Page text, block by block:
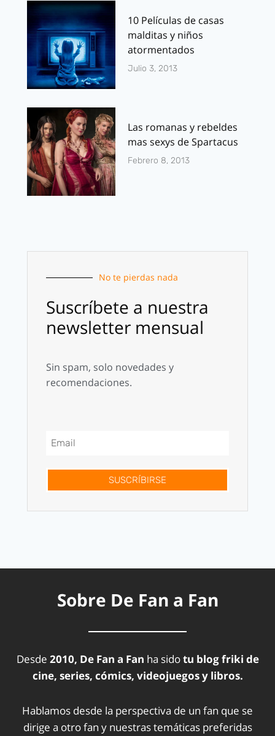
10 Películas de casas
malditas y niños
atormentados
Julio 3, 2013
Las romanas y rebeldes
mas sexys de Spartacus
Febrero 8, 2013
No te pierdas nada
Suscríbete a nuestra
newsletter mensual
Sin spam, solo novedades y
recomendaciones.
SUSCRÍBIRSE
Sobre De Fan a Fan
Desde 2010, De Fan a Fan ha sidotu blog friki de
cine, series, cómics, videojuegos y libros.
Hablamos desde la perspectiva de un fan que se
dirige a otro fan y nuestras temáticas preferidas